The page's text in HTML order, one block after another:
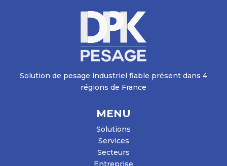
Solution de pesage industriel fiable présent dans 4
régions de France
MENU
Solutions
Services
Secteurs
Entreprise